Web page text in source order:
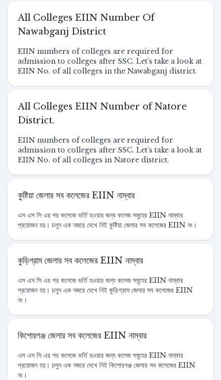
All Colleges EIIN Number Of
Nawabganj District
EIIN numbers of colleges are required for
admission to colleges after SSC. Let’s take a look at
EIIN No. of all colleges in the Nawabganj district.
All Colleges EIIN Number of Natore
District.
EIIN numbers of colleges are required for
admission to colleges after SSC. Let’s take a look at
EIIN No. of all colleges in Natore district.
কুষ্টিয়া জেলার সব কলেজের EIIN নাম্বার
এস এস সি এর পর কলেজে ভর্তি হওয়ার জন্য কলেজ সমুহের EIIN নাম্বার
প্রয়োজন হয়। চলুন এক নজরে দেখে নিই কুষ্টিয়া জেলার সব কলেজের EIIN নং।
কুড়িগ্রাম জেলার সব কলেজের EIIN নাম্বার
এস এস সি এর পর কলেজে ভর্তি হওয়ার জন্য কলেজ সমুহের EIIN নাম্বার
প্রয়োজন হয়। চলুন এক নজরে দেখে নিই কুড়িগ্রাম জেলার সব কলেজের EIIN
নং।
কিশোরগঞ্জ জেলার সব কলেজের EIIN নাম্বার
এস এস সি এর পর কলেজে ভর্তি হওয়ার জন্য কলেজ সমুহের EIIN নাম্বার
প্রয়োজন হয়। চলুন এক নজরে দেখে নিই কিশোরগঞ্জ জেলার সব কলেজের EIIN
নং।